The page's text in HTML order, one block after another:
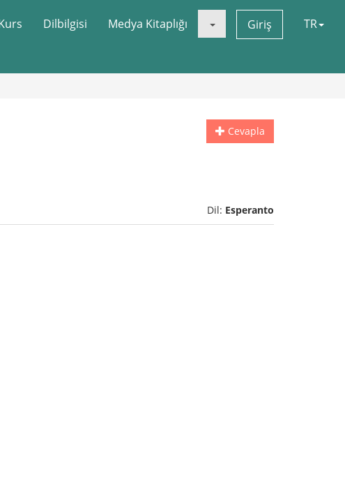
Dilbilgisi Medya Kitaplığı Giriş TR
Cevapla
Dil: Esperanto